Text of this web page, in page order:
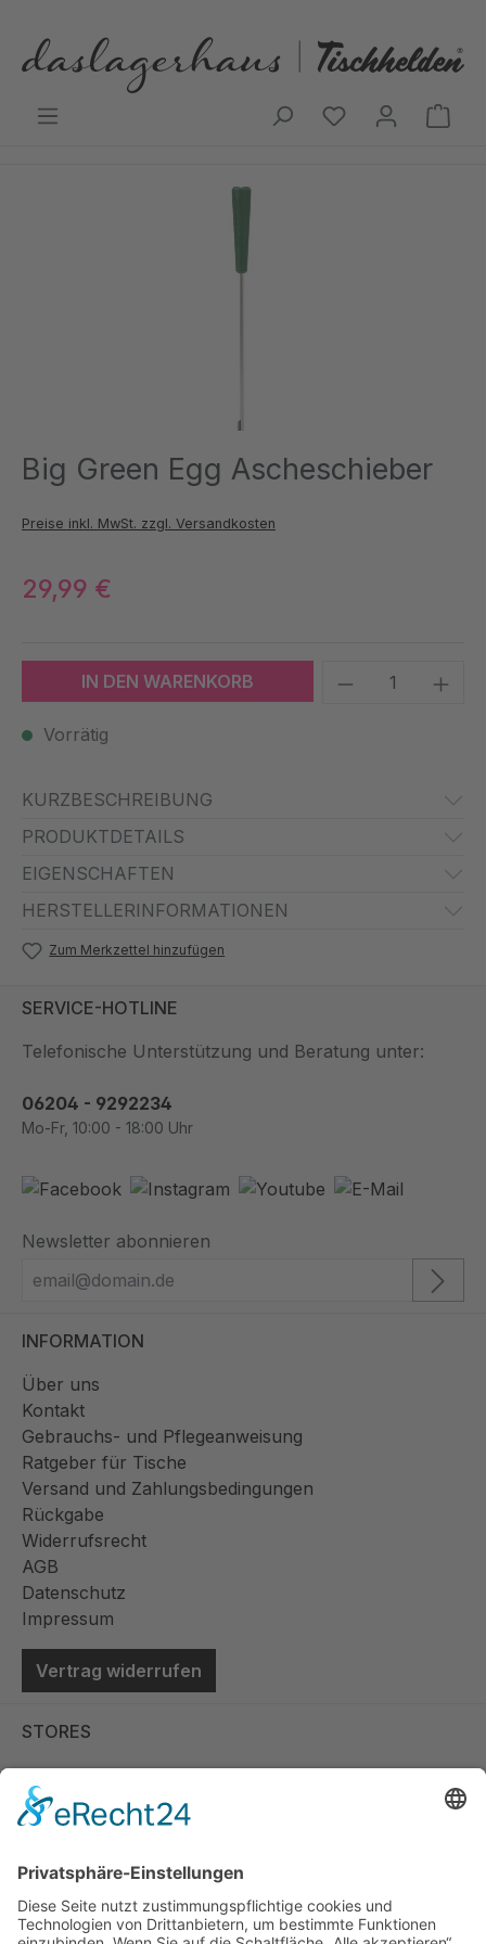
Big Green Egg Ascheschieber
Preise inkl. MwSt. zzgl. Versandkosten
29,99 €
IN DEN WARENKORB Produkt
Vorrätig
KURZBESCHREIBUNG
PRODUKTDETAILS
EIGENSCHAFTEN
HERSTELLERINFORMATIONEN
Zum Merkzettel hinzufügen
SERVICE-HOTLINE
Telefonische Unterstützung und Beratung unter:
06204 - 9292234
Mo-Fr, 10:00 - 18:00 Uhr
Newsletter abonnieren
INFORMATION
Über uns
Kontakt
Gebrauchs- und Pflegeanweisung
Ratgeber für Tische
Versand und Zahlungsbedingungen
Rückgabe
Widerrufsrecht
AGB
Datenschutz
Impressum
Vertrag widerrufen
STORES
Store Viernheim
Store Berlin
Handelspartner Köln
SICHERE BEZAHLUNG